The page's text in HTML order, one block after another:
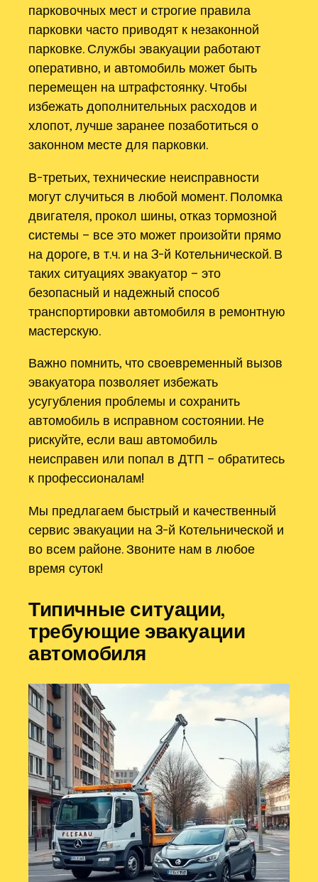
парковочных мест и строгие правила
парковки часто приводят к незаконной
парковке. Службы эвакуации работают
оперативно, и автомобиль может быть
перемещен на штрафстоянку. Чтобы
избежать дополнительных расходов и
хлопот, лучше заранее позаботиться о
законном месте для парковки.
В-третьих, технические неисправности
могут случиться в любой момент. Поломка
двигателя, прокол шины, отказ тормозной
системы – все это может произойти прямо
на дороге, в т.ч. и на 3-й Котельнической. В
таких ситуациях эвакуатор – это
безопасный и надежный способ
транспортировки автомобиля в ремонтную
мастерскую.
Важно помнить, что своевременный вызов
эвакуатора позволяет избежать
усугубления проблемы и сохранить
автомобиль в исправном состоянии. Не
рискуйте, если ваш автомобиль
неисправен или попал в ДТП – обратитесь
к профессионалам!
Мы предлагаем быстрый и качественный
сервис эвакуации на 3-й Котельнической и
во всем районе. Звоните нам в любое
время суток!
Типичные ситуации,
требующие эвакуации
автомобиля